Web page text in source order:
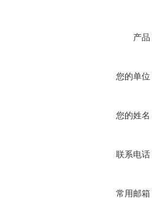
产品
您的单位
您的姓名
联系电话
常用邮箱